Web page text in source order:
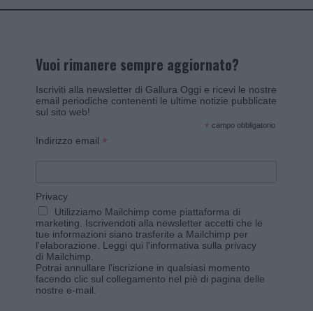
Vuoi rimanere sempre aggiornato?
Iscriviti alla newsletter di Gallura Oggi e ricevi le nostre
email periodiche contenenti le ultime notizie pubblicate
sul sito web!
* campo obbligatorio
Indirizzo email *
Privacy
Utilizziamo Mailchimp come piattaforma di
marketing. Iscrivendoti alla newsletter accetti che le
tue informazioni siano trasferite a Mailchimp per
l'elaborazione. Leggi qui l'informativa sulla privacy
di Mailchimp
Potrai annullare l'iscrizione in qualsiasi momento
facendo clic sul collegamento nel piè di pagina delle
nostre e-mail.